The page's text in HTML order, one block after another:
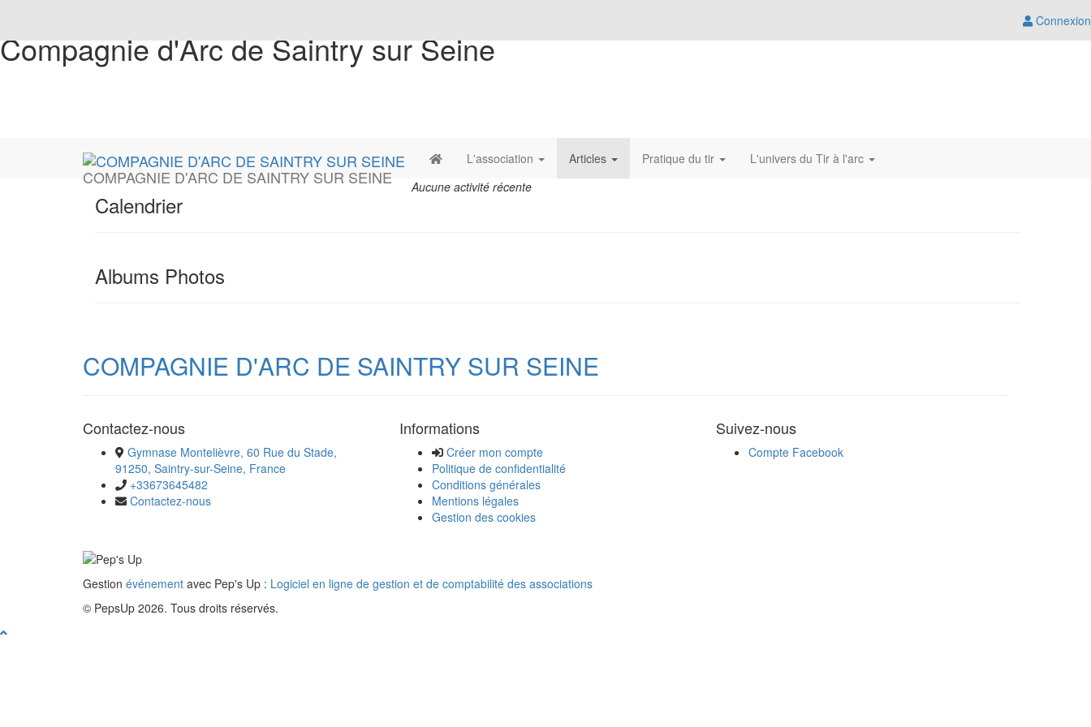
Connexion
Compagnie d'Arc de Saintry sur Seine
COMPAGNIE D'ARC DE SAINTRY SUR SEINE
L'association Articles Pratique du tir L'univers du Tir à l'arc
Calendrier
Albums Photos
Aucune activité récente
COMPAGNIE D'ARC DE SAINTRY SUR SEINE
Contactez-nous
Gymnase Montelièvre, 60 Rue du Stade,
91250, Saintry-sur-Seine, France
+33673645482
Contactez-nous
Informations
Créer mon compte
Politique de confidentialité
Conditions générales
Mentions légales
Gestion des cookies
Suivez-nous
Compte Facebook
Gestion événement avec Pep's Up : Logiciel en ligne de gestion et de comptabilité des associations
© PepsUp 2026. Tous droits réservés.